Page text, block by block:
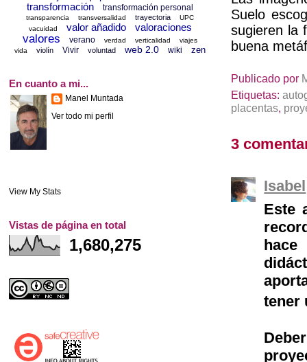
Suelo
sugieren la
buena
Publicado por
Etiquetas:
placentas,
3
Isabel
Este
tener
transformación
transformación personal
transparencia transversalidad trayectoria
UPC
vacuidad
valor añadido valoraciones
valores verano verdad verticalidad
viajes
vida
violín Vivir voluntad web 2.0 wiki zen
En cuanto a mi...
Manel Muntada
Ver todo mi perfil
View My Stats
Vistas de página en total
1,680,275